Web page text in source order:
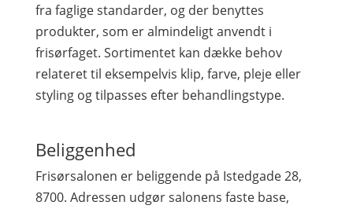
fra faglige standarder, og der benyttes
produkter, som er almindeligt anvendt i
frisørfaget. Sortimentet kan dække behov
relateret til eksempelvis klip, farve, pleje eller
styling og tilpasses efter behandlingstype.
Beliggenhed
Frisørsalonen er beliggende på Istedgade 28,
8700. Adressen udgør salonens faste base,